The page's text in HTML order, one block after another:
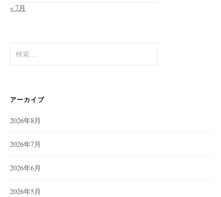
« 7月
索:
アーカイブ
2026年8月
2026年7月
2026年6月
2026年5月